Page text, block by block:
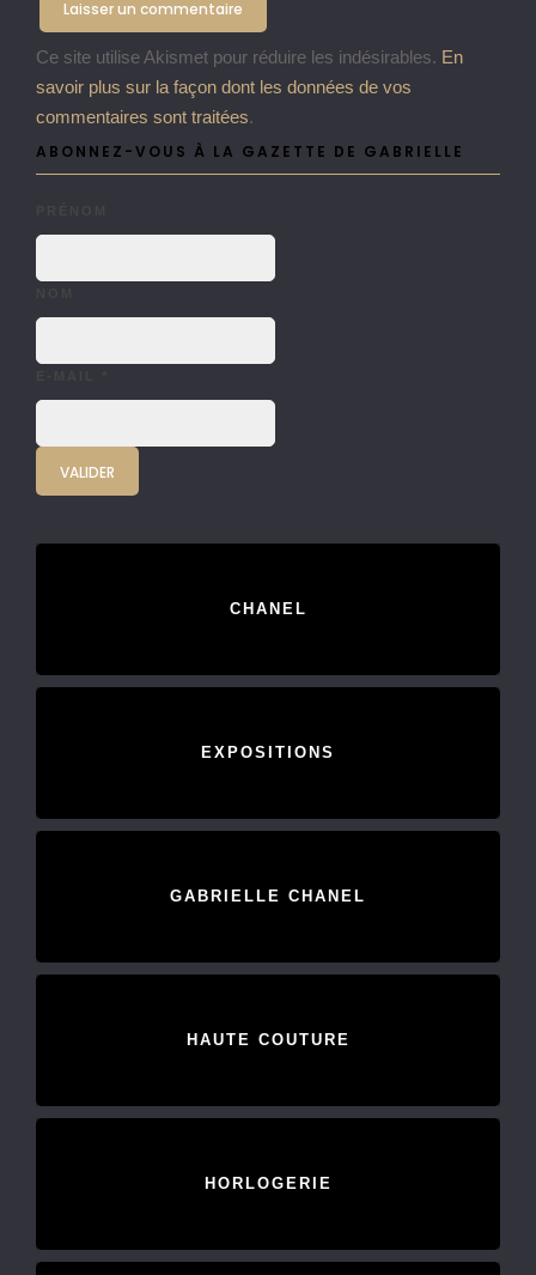
Ce site utilise Akismet pour réduire les indésirables. En
savoir plus sur la façon dont les données de vos
commentaires sont traitées.
ABONNEZ-VOUS À LA GAZETTE DE GABRIELLE
CHANEL
EXPOSITIONS
GABRIELLE CHANEL
HAUTE COUTURE
HORLOGERIE